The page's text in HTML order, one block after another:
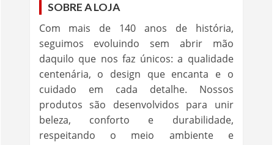
SOBRE A LOJA
Com mais de 140 anos de história,
seguimos evoluindo sem abrir mão
daquilo que nos faz únicos: a qualidade
centenária, o design que encanta e o
cuidado em cada detalhe. Nossos
produtos são desenvolvidos para unir
beleza, conforto e durabilidade,
respeitando o meio ambiente e